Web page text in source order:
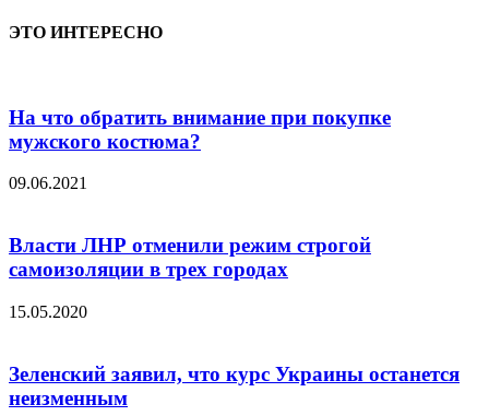
ЭТО ИНТЕРЕСНО
На что обратить внимание при покупке
мужского костюма?
09.06.2021
Власти ЛНР отменили режим строгой
самоизоляции в трех городах
15.05.2020
Зеленский заявил, что курс Украины останется
неизменным